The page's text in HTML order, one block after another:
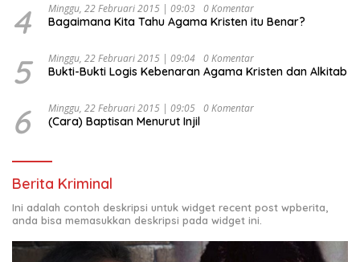
4 Minggu, 22 Februari 2015 | 09:03 0 Komentar
Bagaimana Kita Tahu Agama Kristen itu Benar?
5 Minggu, 22 Februari 2015 | 09:04 0 Komentar
Bukti-Bukti Logis Kebenaran Agama Kristen dan Alkitab
6 Minggu, 22 Februari 2015 | 09:05 0 Komentar
(Cara) Baptisan Menurut Injil
Berita Kriminal
Ini adalah contoh deskripsi untuk widget recent post wpberita,
anda bisa memasukkan deskripsi pada widget ini.